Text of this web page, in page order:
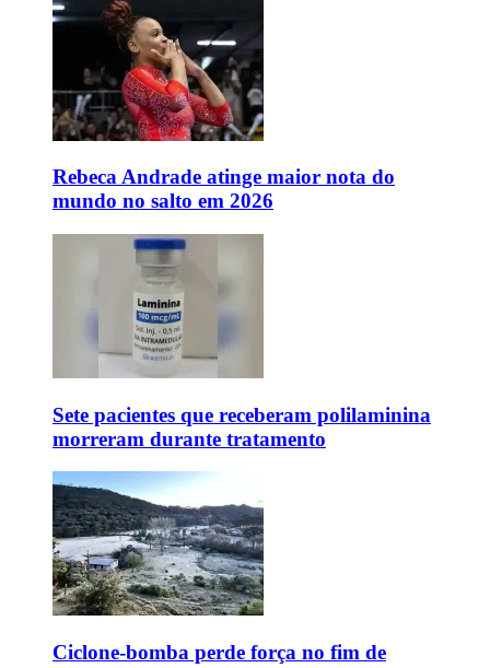
Rebeca Andrade atinge maior nota do
mundo no salto em 2026
Sete pacientes que receberam polilaminina
morreram durante tratamento
Ciclone-bomba perde força no fim de